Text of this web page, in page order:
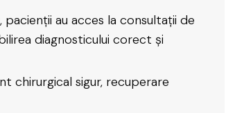
au acces la consultații de
diagnosticului corect și
chirurgical sigur, recuperare